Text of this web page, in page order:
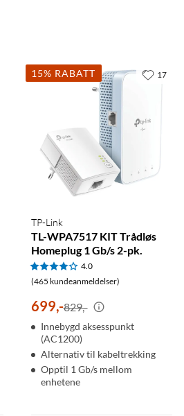
15% RABATT
TP-Link
TL-WPA7517 KIT Trådløs
Homeplug 1 Gb/s 2-pk.
4.0
(465 kundeanmeldelser)
699,-829,-
Innebygd aksesspunkt
(AC1200)
Alternativ til kabeltrekking
Opptil 1 Gb/s mellom
enhetene
17